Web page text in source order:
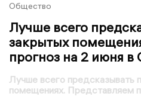
Общество
Лучше всего
закрытых
прогноз на 2 июня в
Лучше всего предсказывать
помещениях. Представляем